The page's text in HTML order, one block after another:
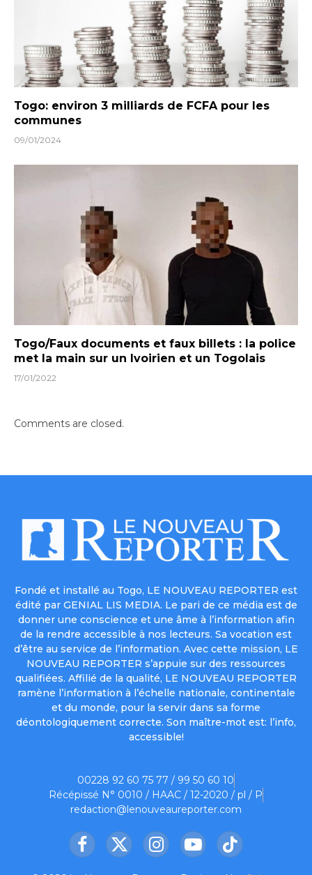
Togo: environ 3 milliards de FCFA pour les
communes
09/01/2024
Togo/Faux documents et faux billets : la police
met la main sur un Ivoirien et un Togolais
17/01/2022
Comments are closed.
Fondé et installé au Togo, LE NOUVEAU REPORTER est
édité par GENIAL LIS MEDIA. Le pari de ce média est de
donner une conscience et une âme à l’information afin
de la rendre accessible à nos lecteurs. Sa vocation est
d’être au service de l’information. Avec cette mission, LE
NOUVEAU REPORTER s’appuie sur des ressources
qualifiées. Affilié de la qualité, LE NOUVEAU REPORTER
ramène l’information à l’échelle nationale, continentale
et du monde, pour la servir dans sa forme
déontologiquement correcte. Son maître-mot est: l’info,
accessible!
00228 92 60 75 77 / 99 50 60 10
Récépissé N° 0010 / HAAC / 12-2020 / pl / P
redaction@lenouveaureporter.com
Facebook
X
InstagramYouTubeTikTok